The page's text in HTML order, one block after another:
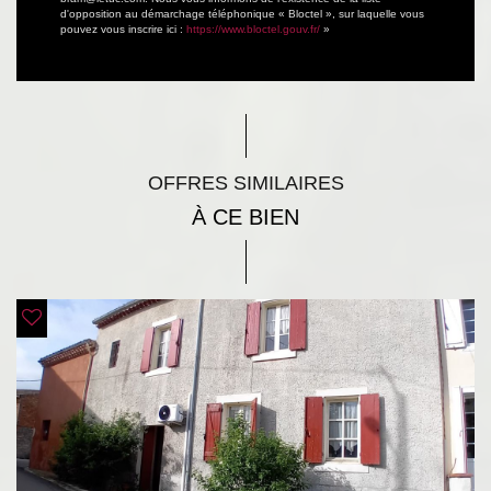
d'opposition au démarchage téléphonique « Bloctel », sur laquelle vous
pouvez vous inscrire ici : https://www.bloctel.gouv.fr/ »
OFFRES SIMILAIRES
À CE BIEN